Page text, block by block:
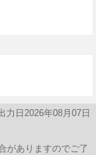
力日2026年08月07日
ありますのでご了